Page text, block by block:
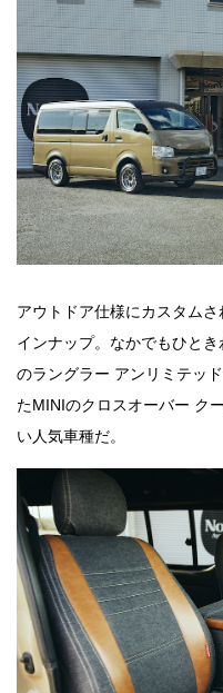
アウトドア仕様にカスタム
インナップ。なかでもひと
のラングラー アンリミテッ
たMINIのクロスオーバー ク
い人気車種だ。